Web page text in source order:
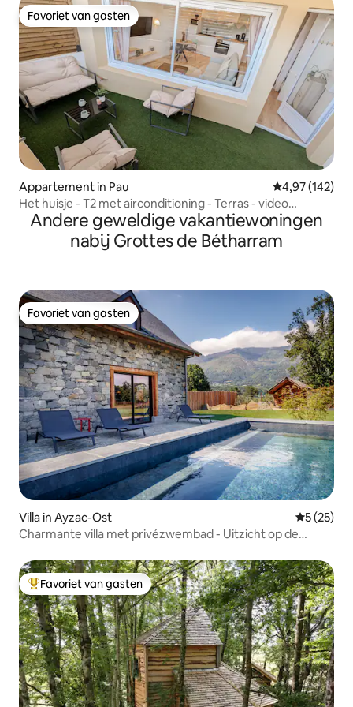
Favoriet van gasten
Favoriet van gasten
Appartement in Pau Gemiddelde
4,97 (142)
Het huisje - T2 met airconditioning - Terras - video
premium
Andere geweldige vakantiewoningen
nabij Grottes de Bétharram
Favoriet van gasten
Favoriet van gasten
Villa in Ayzac-Ost
5 (25)
Charmante villa met privézwembad - Uitzicht op de
Topfavoriet van gasten
Favoriet van gasten